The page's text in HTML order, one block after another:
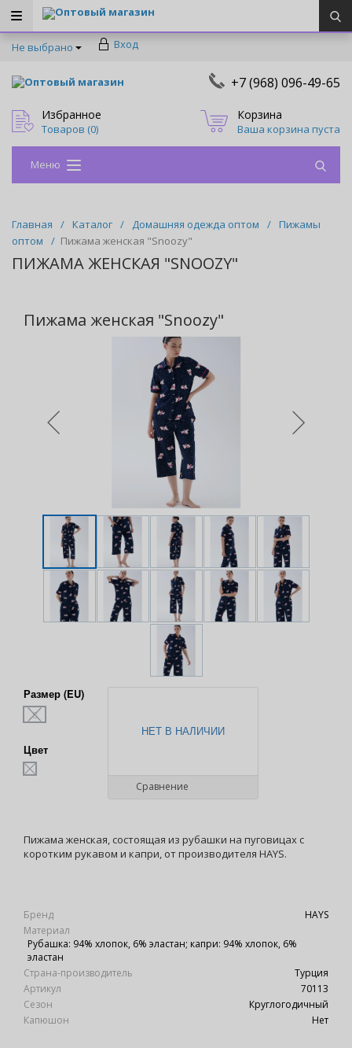
Оптовый магазин
Не выбрано Вход
Оптовый магазин +7 (968) 096-49-65
Избранное
Товаров (0)
Корзина
Ваша корзина пуста
Меню
Главная / Каталог / Домашняя одежда оптом / Пижамы
оптом
/ Пижама женская "Snoozy"
ПИЖАМА ЖЕНСКАЯ "SNOOZY"
Пижама женская "Snoozy"
Размер (EU)
S
Цвет
НЕТ В НАЛИЧИИ
Сравнение
Пижама женская, состоящая из рубашки на пуговицах с
коротким рукавом и капри, от производителя HAYS.
Бренд
HAYS
Материал
Рубашка: 94% хлопок, 6% эластан; капри: 94% хлопок, 6%
эластан
Страна-производитель
Турция
Артикул
70113
Сезон
Круглогодичный
Капюшон
Нет